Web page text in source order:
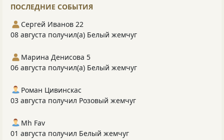
ПОСЛЕДНИЕ СОБЫТИЯ
Сергей Иванов 22
08 августа получил(а) Белый жемчуг
Марина Денисова 5
06 августа получил(а) Белый жемчуг
Роман Цивинскас
03 августа получил Розовый жемчуг
Mh Fav
01 августа получил Белый жемчуг